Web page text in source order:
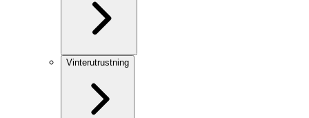
Vinterutrustning